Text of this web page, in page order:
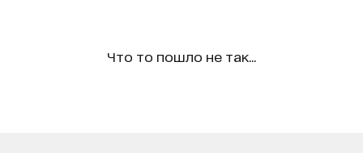
Что то пошло не так...